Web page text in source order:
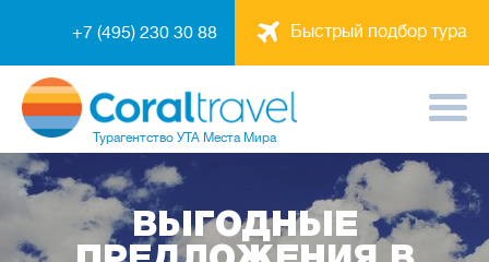
Быстрый подбор тура
+7 (495) 230 30 88
Турагентство УТА Места Мира
ВЫГОДНЫЕ